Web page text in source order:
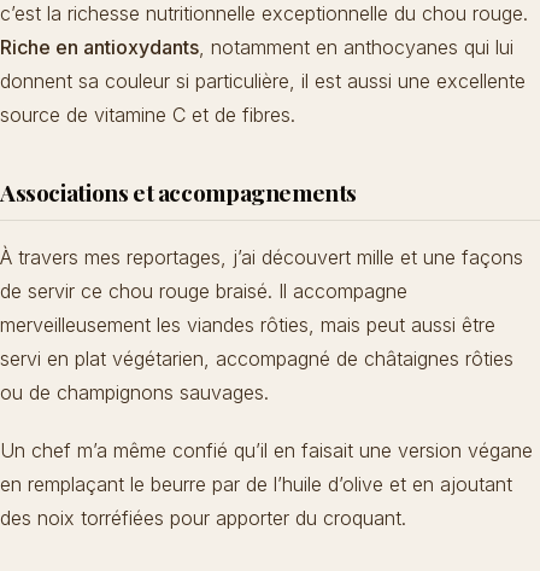
c’est la richesse nutritionnelle exceptionnelle du chou rouge.
Riche en antioxydants, notamment en anthocyanes qui lui
donnent sa couleur si particulière, il est aussi une excellente
source de vitamine C et de fibres.
Associations et accompagnements
À travers mes reportages, j’ai découvert mille et une façons
de servir ce chou rouge braisé. Il accompagne
merveilleusement les viandes rôties, mais peut aussi être
servi en plat végétarien, accompagné de châtaignes rôties
ou de champignons sauvages.
Un chef m’a même confié qu’il en faisait une version végane
en remplaçant le beurre par de l’huile d’olive et en ajoutant
des noix torréfiées pour apporter du croquant.